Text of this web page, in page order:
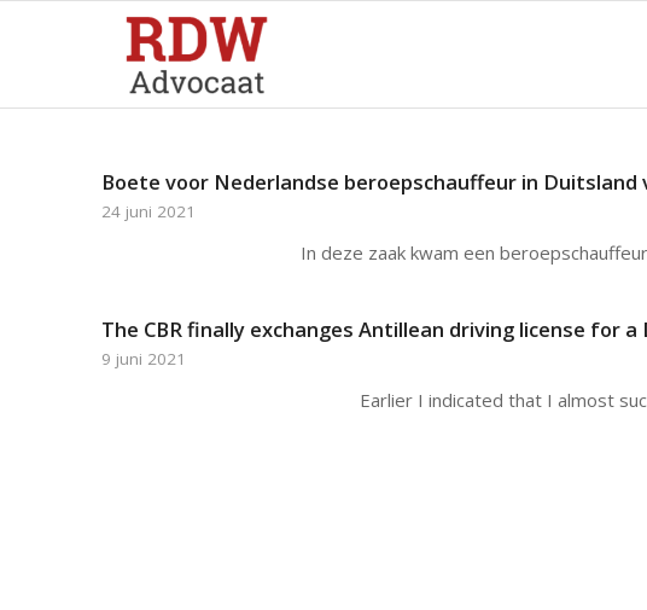
Boete voor Nederlandse beroepschauffeur in
24 juni 2021
In deze zaak kwam een
The CBR finally exchanges Antillean driving license for a
9 juni 2021
Earlier I indicated that I almost